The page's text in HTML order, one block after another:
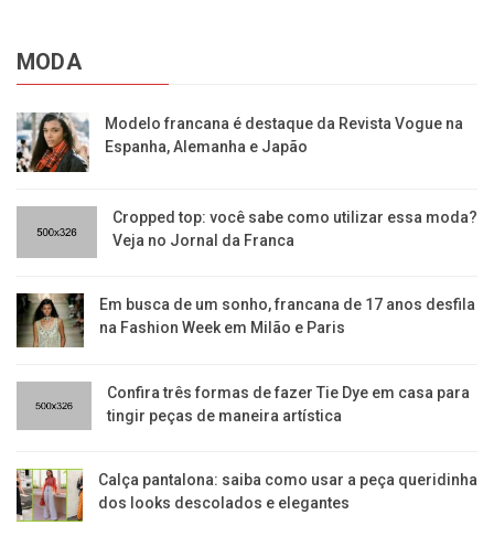
MODA
Modelo francana é destaque da Revista Vogue na
Espanha, Alemanha e Japão
Cropped top: você sabe como utilizar essa moda?
Veja no Jornal da Franca
Em busca de um sonho, francana de 17 anos desfila
na Fashion Week em Milão e Paris
Confira três formas de fazer Tie Dye em casa para
tingir peças de maneira artística
Calça pantalona: saiba como usar a peça queridinha
dos looks descolados e elegantes